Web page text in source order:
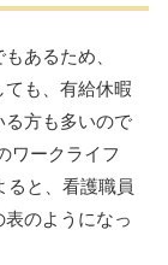
あるため、
ても、有給休暇
る方も多いので
ワークライフ
ると、看護職員
表のようになっ